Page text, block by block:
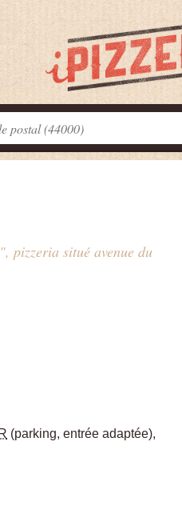
pizzeria situé avenue du
(parking, entrée adaptée),